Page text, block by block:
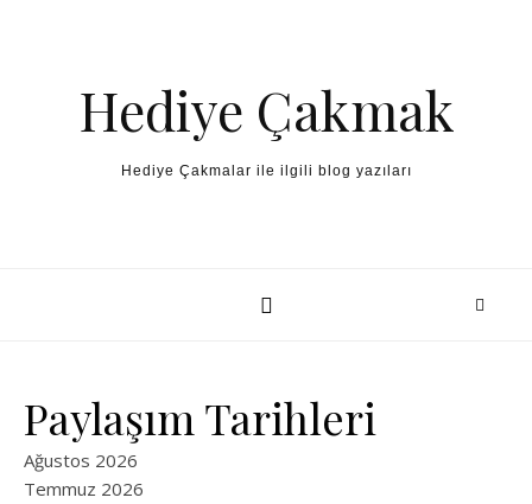
Hediye Çakmak
Hediye Çakmalar ile ilgili blog yazıları
Paylaşım Tarihleri
Ağustos 2026
Temmuz 2026